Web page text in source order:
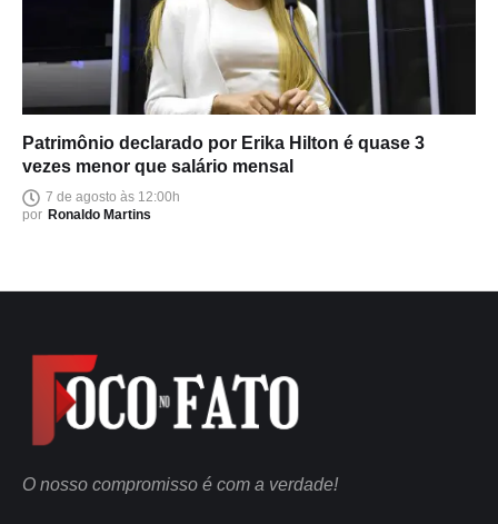
Patrimônio declarado por Erika Hilton é quase 3
vezes menor que salário mensal
7 de agosto às 12:00h
por Ronaldo Martins
O nosso compromisso é com a verdade!